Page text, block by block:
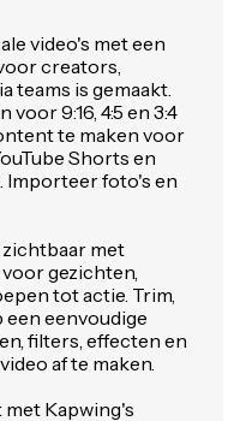
video's met een
creators,
teams is gemaakt.
9:16, 4:5 en 3:4
te maken voor
Shorts en
Importeer foto's en
met
gezichten,
tot actie. Trim,
eenvoudige
filters, effecten en
af te maken.
met Kapwing's